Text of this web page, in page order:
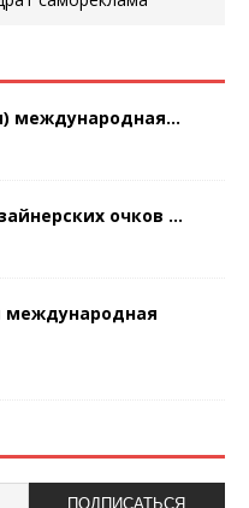
международная...
очков ...
международная
ПОДПИСАТЬСЯ